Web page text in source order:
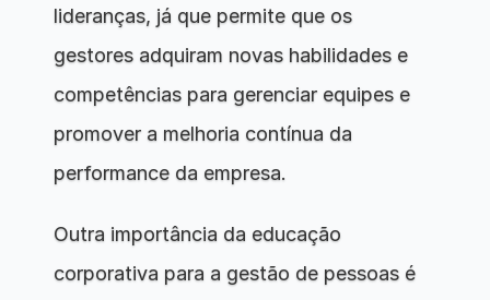
lideranças, já que permite que os
gestores adquiram novas habilidades e
competências para gerenciar equipes e
promover a melhoria contínua da
performance da empresa.
Outra importância da educação
corporativa para a gestão de pessoas é